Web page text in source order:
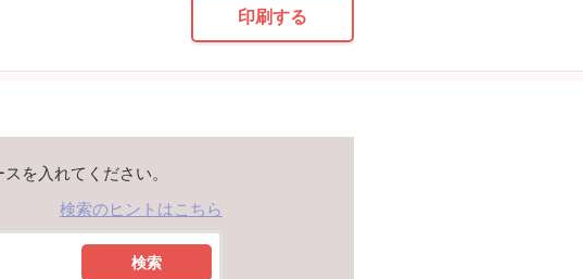
印刷する
を入れてください。
検索のヒントはこちら
検索